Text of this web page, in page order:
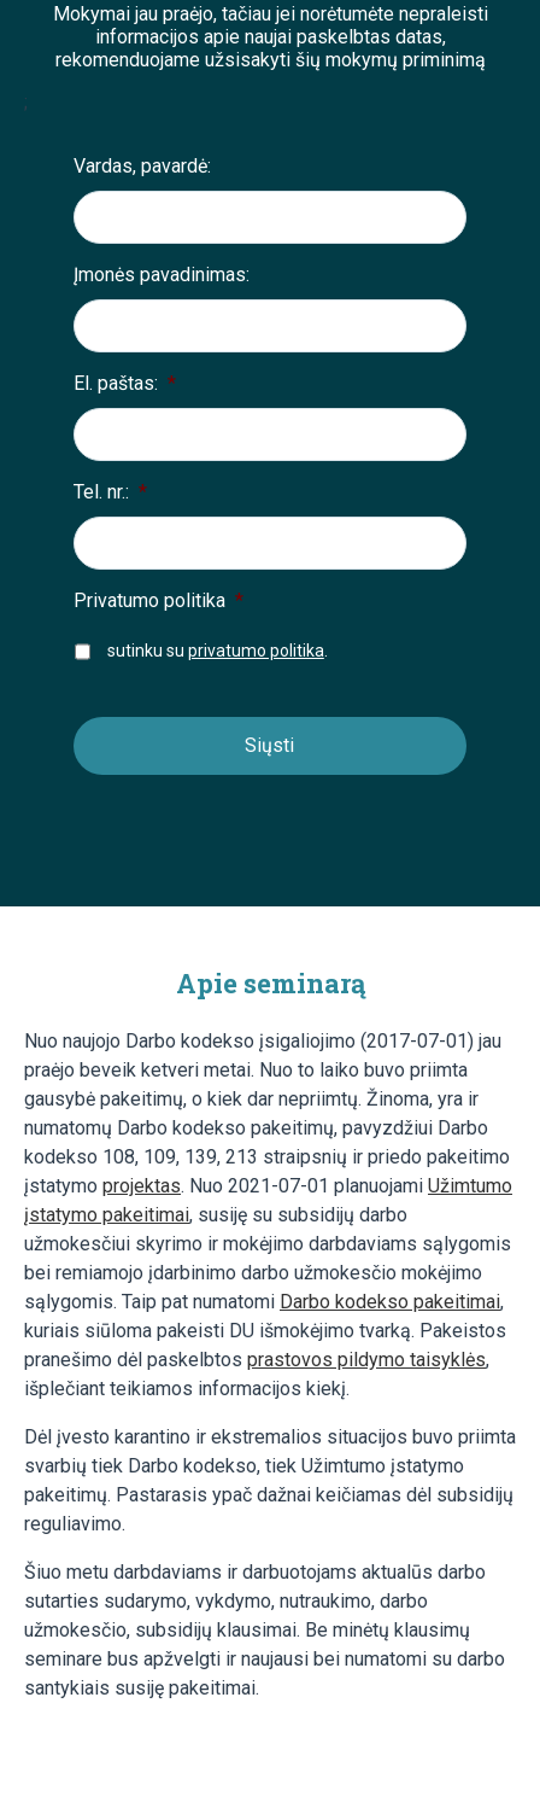
Mokymai jau praėjo, tačiau jei norėtumėte nepraleisti
informacijos apie naujai paskelbtas datas,
rekomenduojame užsisakyti šių mokymų priminimą
;
Vardas, pavardė:
Įmonės pavadinimas:
El. paštas: *
Tel. nr.: *
Privatumo politika *
sutinku su privatumo politika
Apie seminarą
Nuo naujojo Darbo kodekso įsigaliojimo (2017-07-01) jau
praėjo beveik ketveri metai. Nuo to laiko buvo priimta
gausybė pakeitimų, o kiek dar nepriimtų. Žinoma, yra ir
numatomų Darbo kodekso pakeitimų, pavyzdžiui Darbo
kodekso 108, 109, 139, 213 straipsnių ir priedo pakeitimo
įstatymo projektas. Nuo 2021-07-01 planuojami Užimtumo
įstatymo pakeitimai, susiję su subsidijų darbo
užmokesčiui skyrimo ir mokėjimo darbdaviams sąlygomis
bei remiamojo įdarbinimo darbo užmokesčio mokėjimo
sąlygomis. Taip pat numatomi Darbo kodekso pakeitimai,
kuriais siūloma pakeisti DU išmokėjimo tvarką. Pakeistos
pranešimo dėl paskelbtos prastovos pildymo taisyklės,
išplečiant teikiamos informacijos kiekį.
Dėl įvesto karantino ir ekstremalios situacijos buvo priimta
svarbių tiek Darbo kodekso, tiek Užimtumo įstatymo
pakeitimų. Pastarasis ypač dažnai keičiamas dėl subsidijų
reguliavimo.
Šiuo metu darbdaviams ir darbuotojams aktualūs darbo
sutarties sudarymo, vykdymo, nutraukimo, darbo
užmokesčio, subsidijų klausimai. Be minėtų klausimų
seminare bus apžvelgti ir naujausi bei numatomi su darbo
santykiais susiję pakeitimai.